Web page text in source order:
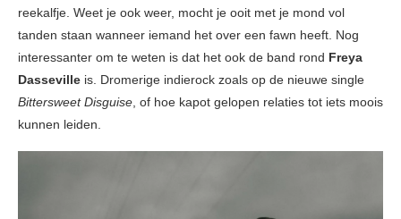
reekalfje. Weet je ook weer, mocht je ooit met je mond vol
tanden staan wanneer iemand het over een fawn heeft. Nog
interessanter om te weten is dat het ook de band rond Freya
Dasseville is. Dromerige indierock zoals op de nieuwe single
Bittersweet Disguise , of hoe kapot gelopen relaties tot iets moois
kunnen leiden.